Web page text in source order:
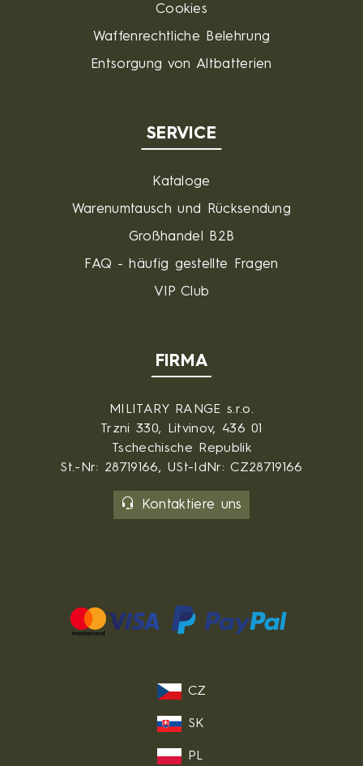
Cookies
Waffenrechtliche Belehrung
Entsorgung von Altbatterien
SERVICE
Kataloge
Warenumtausch und Rücksendung
Großhandel B2B
FAQ - häufig gestellte Fragen
VIP Club
FIRMA
MILITARY RANGE s.r.o.
Trzni 330, Litvinov, 436 01
Tschechische Republik
St.-Nr: 28719166, USt-IdNr: CZ28719166
Kontaktiere uns
CZ
SK
PL